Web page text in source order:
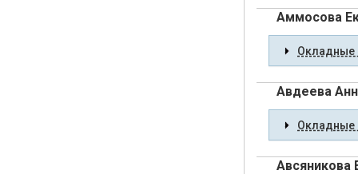
Аммосова
Окладные
Авдеева
Окладные
Авсяникова